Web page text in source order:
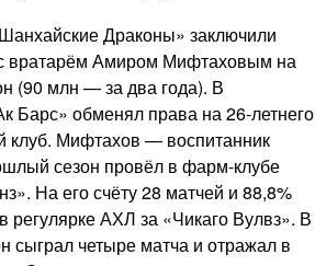
Драконы» заключили
с вратарём Амиром Мифтаховым на
(90 млн — за два года). В
Барс» обменял права на 26-летнего
клуб. Мифтахов — воспитанник
сезон провёл в фарм-клубе
На его счёту 28 матчей и 88,8%
регулярке АХЛ за «Чикаго Вулвз». В
сыграл четыре матча и отражал в